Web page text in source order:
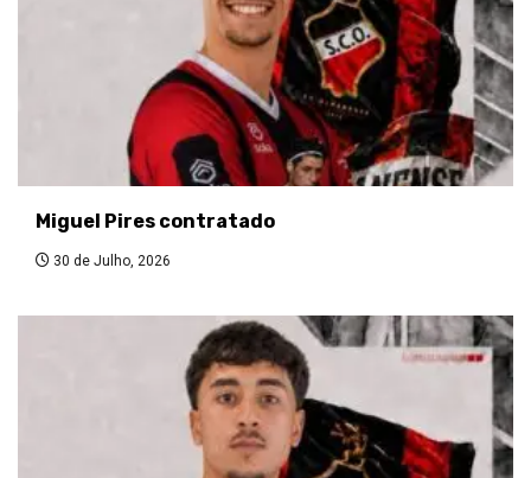
Miguel Pires contratado
30 de Julho, 2026